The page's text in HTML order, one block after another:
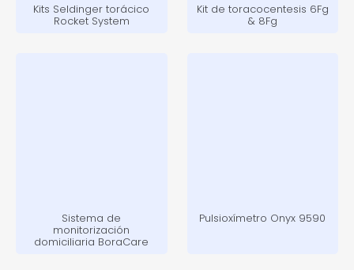
Kits Seldinger torácico
Rocket System
Kit de toracocentesis 6Fg
& 8Fg
Sistema de
monitorización
domiciliaria BoraCare
Pulsioxímetro Onyx 9590